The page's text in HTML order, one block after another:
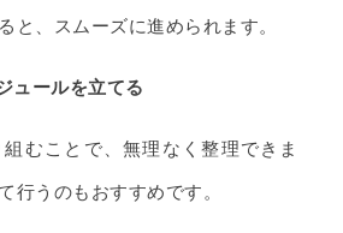
と、スムーズに進められます。
ュールを立てる
むことで、無理なく整理できま
行うのもおすすめです。